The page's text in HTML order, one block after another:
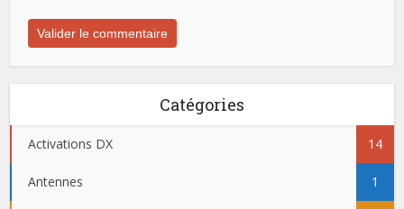
Catégories
Activations DX 14
Antennes 1